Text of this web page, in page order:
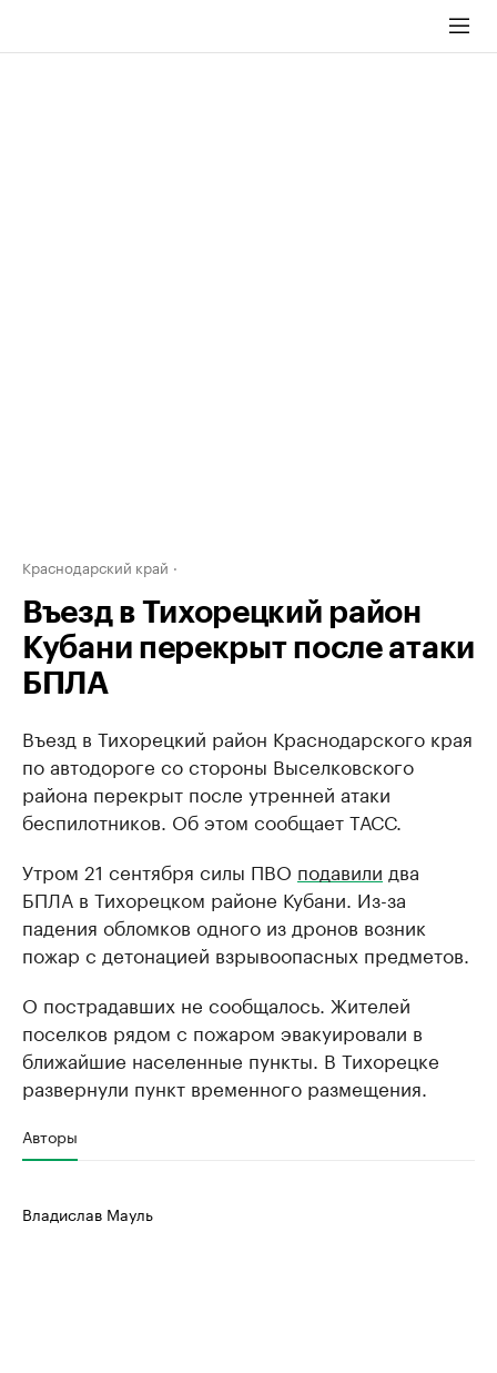
Краснодарский край
Въезд в Тихорецкий район
Кубани перекрыт после атаки
БПЛА
Въезд в Тихорецкий район Краснодарского края
по автодороге со стороны Выселковского
района перекрыт после утренней атаки
беспилотников. Об этом сообщает ТАСС.
Утром 21 сентября силы ПВО подавили два
БПЛА в Тихорецком районе Кубани. Из-за
падения обломков одного из дронов возник
пожар с детонацией взрывоопасных предметов.
О пострадавших не сообщалось. Жителей
поселков рядом с пожаром эвакуировали в
ближайшие населенные пункты. В Тихорецке
развернули пункт временного размещения.
Авторы
Владислав Мауль